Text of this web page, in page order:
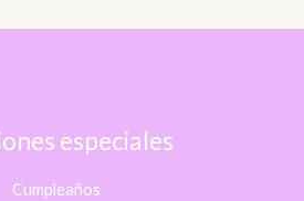
especiales
Cumpleaños